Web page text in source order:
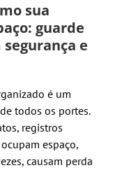
sua
guarde
e
é um
todos os portes.
registros
espaço,
causam perda